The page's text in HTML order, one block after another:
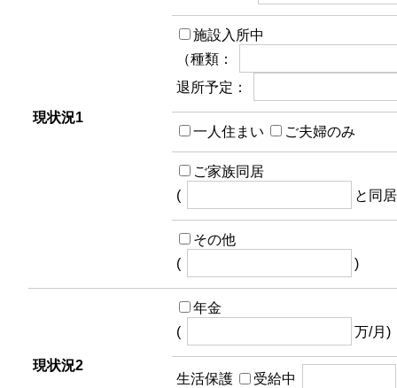
現状況1
施設入所中
（種類：
退所予定：
一人住まい ご夫婦のみ
ご家族同居
(
と同
その他
(
)
現状況2
年金
(
万/月)
生活保護 受給中